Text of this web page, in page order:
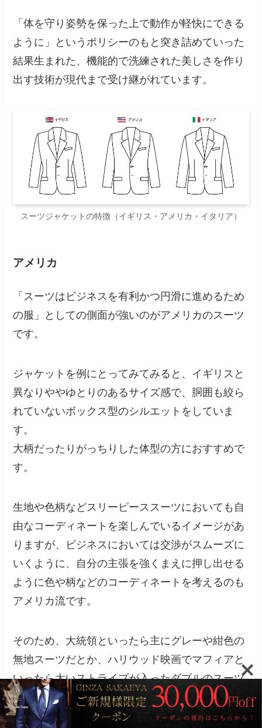
「体を守り姿勢を保った上で動作が軽快にできる
ように」というポリシーのもと突き詰めていった
結果生まれた、機能的で洗練された美しさを作り
出す技術が現代まで受け継がれています。
スーツジャケットの特徴（イギリス・アメリカ・イタリア）
アメリカ
「スーツはビジネスを有利かつ円滑に進めるため
の服」としての側面が強いのがアメリカのスーツ
です。
ジャケットを例にとってみてみると、イギリスと
異なりややゆとりのあるサイズ感で、胴囲も絞ら
れていないボックス型のシルエットをしていま
す。
大柄だったりがっちりした体型の方におすすめで
す。
生地や色柄などスリーピーススーツにおいても自
由なコーディネートを楽しんでいるイメージがあ
りますが、ビジネスにおいては交渉がスムーズに
いくように、自分の主張を強くまえに押し出せる
ように色や柄などのコーディネートを考えるのも
アメリカ流です。
そのため、大統領といったら主にグレーや紺色の
無地スーツだとか、ハリウッド映画でマフィアと
いったら太いストライプが入ったダブルのスーツ
を多くの人がイメージするように、職業とスーツ
の関係性が深いという面もあります。